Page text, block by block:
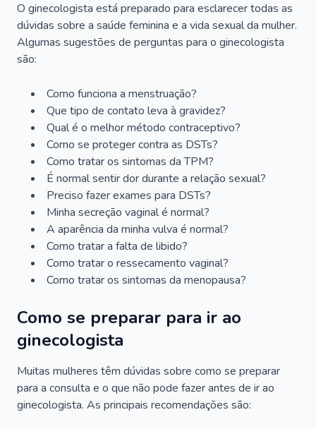
O ginecologista está preparado para esclarecer todas as
dúvidas sobre a saúde feminina e a vida sexual da mulher.
Algumas sugestões de perguntas para o ginecologista
são:
Como funciona a menstruação?
Que tipo de contato leva à gravidez?
Qual é o melhor método contraceptivo?
Como se proteger contra as DSTs?
Como tratar os sintomas da TPM?
É normal sentir dor durante a relação sexual?
Preciso fazer exames para DSTs?
Minha secreção vaginal é normal?
A aparência da minha vulva é normal?
Como tratar a falta de libido?
Como tratar o ressecamento vaginal?
Como tratar os sintomas da menopausa?
Como se preparar para ir ao
ginecologista
Muitas mulheres têm dúvidas sobre como se preparar
para a consulta e o que não pode fazer antes de ir ao
ginecologista. As principais recomendações são: